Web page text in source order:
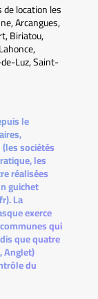
location les
Arcangues,
Biriatou,
Luz, Saint-
le
sociétés
les
réalisées
guichet
La
exerce
qui
que quatre
Anglet)
du